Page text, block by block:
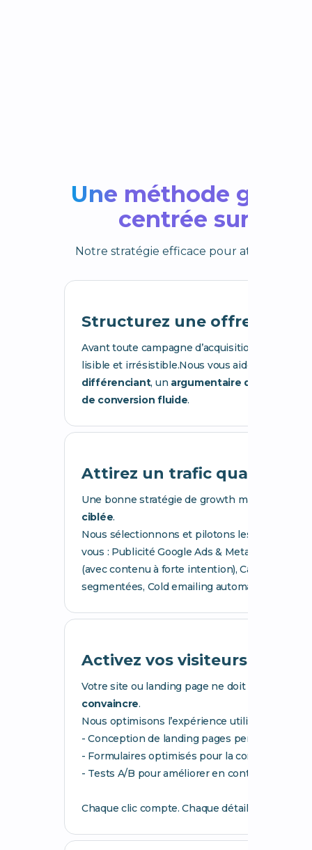
Une méthode
centrée sur la
Notre stratégie efficace pour atteindre
Structurez une offre qui
Avant toute campagne d’acquisition, il est
lisible et irrésistible.Nous vous aidons à définir
différenciant, un argumentaire de vente
de conversion fluide.
Attirez un trafic qualifié
Une bonne stratégie de growth marketing
ciblée.
Nous sélectionnons et pilotons les canaux les
vous : Publicité Google Ads & Meta Ads,
(avec contenu à forte intention), Campagnes
segmentées, Cold emailing automatisé...
Activez vos visiteurs
Votre site ou landing page ne doit pas
convaincre.
Nous optimisons l’expérience utilisateur à
- Conception de landing pages persuasives
- Formulaires optimisés pour la conversion
- Tests A/B pour améliorer en continu vos
Chaque clic compte. Chaque détail est